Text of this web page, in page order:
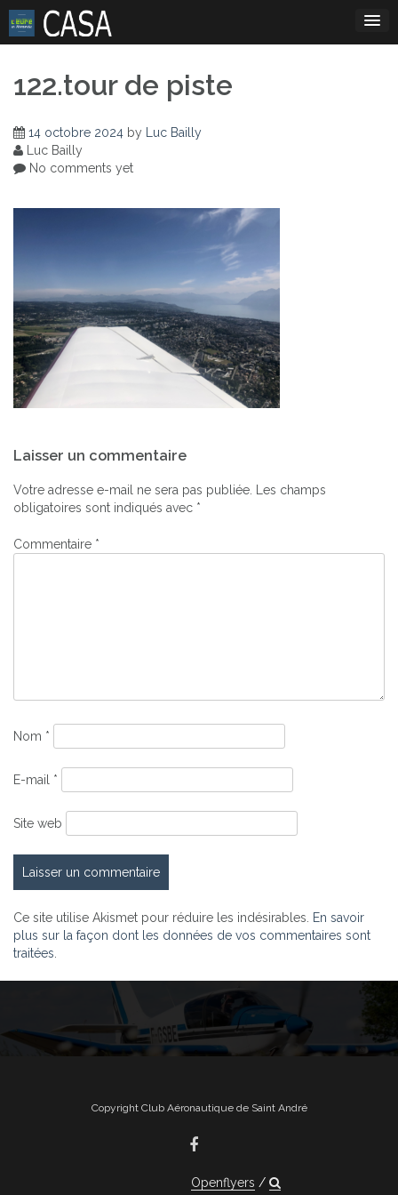
Skip
content
122.tour de piste
14 octobre 2024 by Luc Bailly
Luc Bailly
No comments yet
de
l’article
Laisser un commentaire
Votre adresse e-mail ne sera pas publiée. Les champs
obligatoires sont indiqués avec *
Commentaire *
Nom *
E-mail *
Site web
Ce site utilise Akismet pour réduire les indésirables. En savoir
plus sur la façon dont les données de vos commentaires sont
traitées
Copyright Club Aéronautique de Saint André
Openflyers